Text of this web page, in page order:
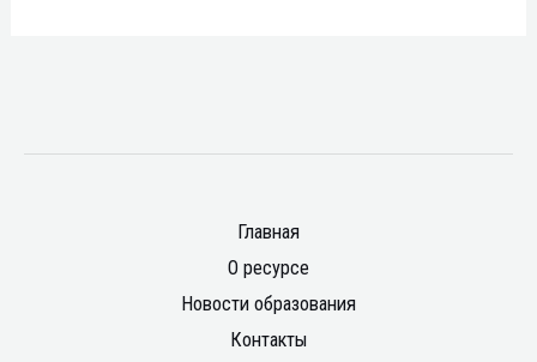
Главная
О ресурсе
Новости образования
Контакты